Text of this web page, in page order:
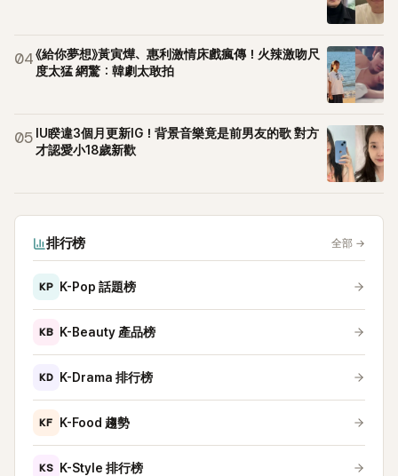
04《給你夢想》黃寅燁、惠利激情床戲瘋傳！火辣激吻尺
度太猛 網驚：韓劇太敢拍
05 IU睽違3個月更新IG！背景音樂竟是前男友的歌 對方
才認愛小18歲新歡
排行榜 全部 →
KP K-Pop 話題榜
KB K-Beauty 產品榜
KD K-Drama 排行榜
KF K-Food 趨勢
KS K-Style 排行榜